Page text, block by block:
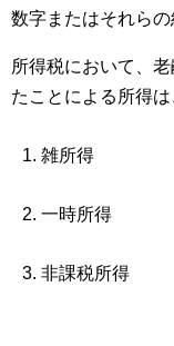
数字またはそれら
所得税において、
たことによる所得
雑所得
一時所得
非課税所得